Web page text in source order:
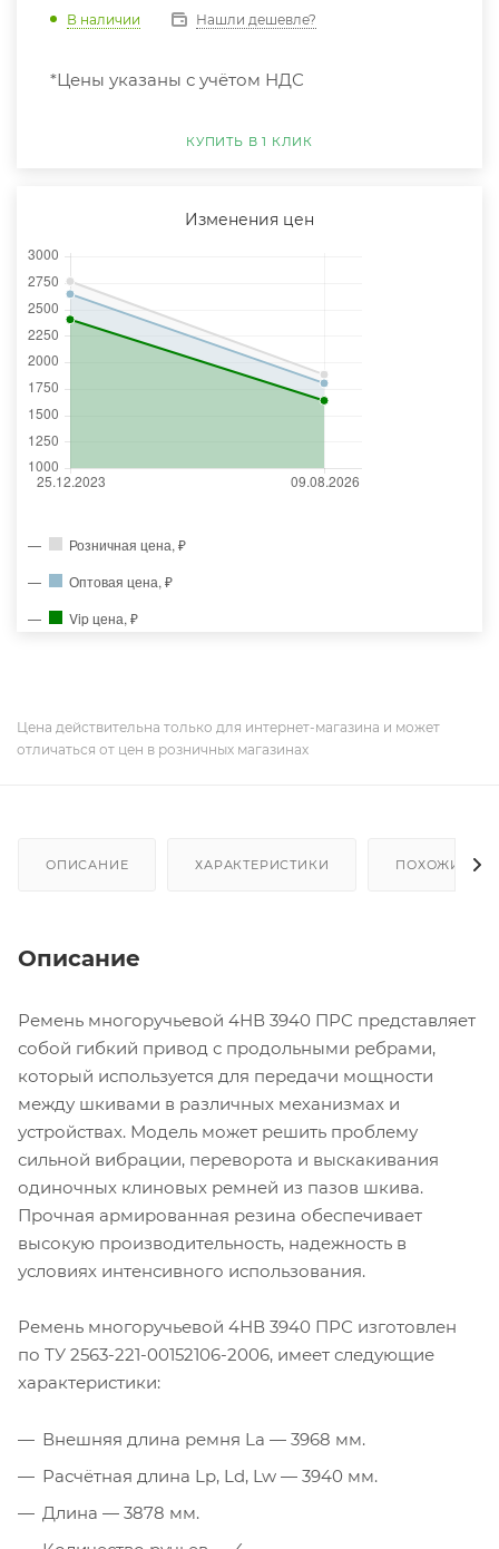
В наличии Нашли дешевле?
*Цены указаны с учётом НДС
КУПИТЬ В 1 КЛИК
Изменения цен
Розничная цена, ₽
Оптовая цена, ₽
Vip цена, ₽
Цена действительна только для интернет-магазина и может
отличаться от цен в розничных магазинах
ОПИСАНИЕ ХАРАКТЕРИСТИКИ ПОХОЖИЕ
Описание
Ремень многоручьевой 4НВ 3940 ПРС представляет
собой гибкий привод с продольными ребрами,
который используется для передачи мощности
между шкивами в различных механизмах и
устройствах. Модель может решить проблему
сильной вибрации, переворота и выскакивания
одиночных клиновых ремней из пазов шкива.
Прочная армированная резина обеспечивает
высокую производительность, надежность в
условиях интенсивного использования.
Ремень многоручьевой 4НВ 3940 ПРС изготовлен
по ТУ 2563-221-00152106-2006, имеет следующие
характеристики:
Внешняя длина ремня La — 3968 мм.
Расчётная длина Lp, Ld, Lw — 3940 мм.
Длина — 3878 мм.